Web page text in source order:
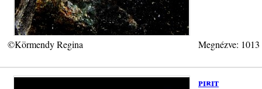
©Körmendy Regina Megnézve:
pirit